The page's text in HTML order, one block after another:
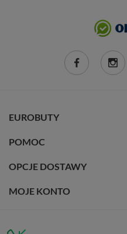
EUROBUTY
POMOC
OPCJE DOSTAWY
MOJE KONTO